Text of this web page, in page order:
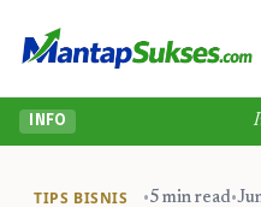
INFO
TIPS BISNIS •5 min read•